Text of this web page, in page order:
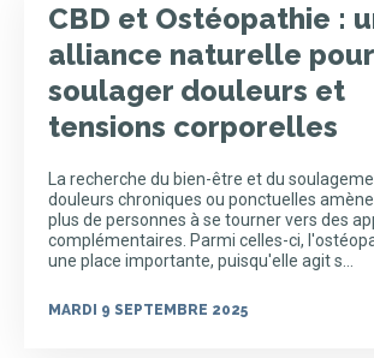
CBD et Ostéopathie :
alliance naturelle pour
soulager douleurs et
tensions corporelles
La recherche du bien-être et du
douleurs chroniques ou ponctuelles
plus de personnes à se tourner vers des
complémentaires. Parmi celles-ci,
une place importante, puisqu'elle agit s…
MARDI 9 SEPTEMBRE 2025